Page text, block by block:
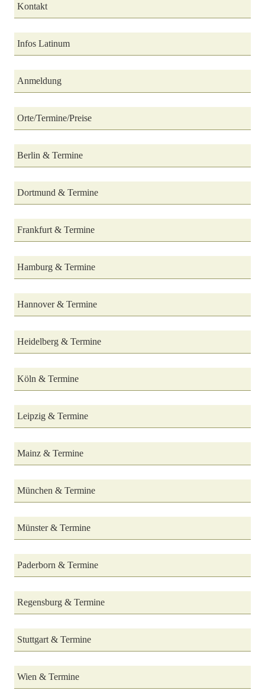
Kontakt
Infos Latinum
Anmeldung
Orte/Termine/Preise
Berlin & Termine
Dortmund & Termine
Frankfurt & Termine
Hamburg & Termine
Hannover & Termine
Heidelberg & Termine
Köln & Termine
Leipzig & Termine
Mainz & Termine
München & Termine
Münster & Termine
Paderborn & Termine
Regensburg & Termine
Stuttgart & Termine
Wien & Termine